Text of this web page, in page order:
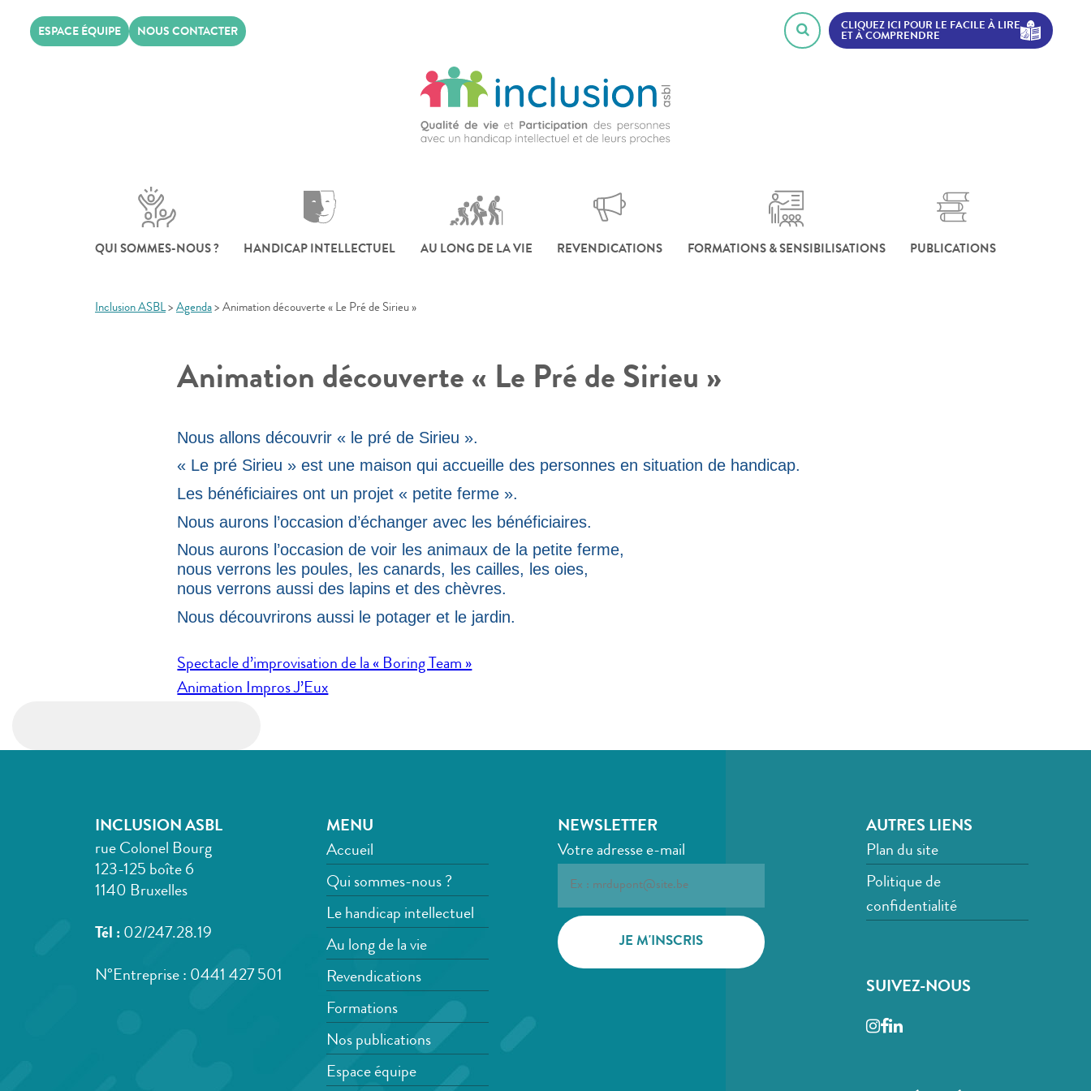
ESPACE ÉQUIPE NOUS CONTACTER
CLIQUEZ ICI POUR LE FACILE À LIRE
ET À COMPRENDRE
QUI SOMMES-NOUS ? HANDICAP INTELLECTUEL AU LONG DE LA VIE REVENDICATIONS FORMATIONS & SENSIBILISATIONS PUBLICATIONS
Inclusion ASBL> Agenda > Animation découverte « Le Pré de Sirieu »
Animation découverte « Le Pré de Sirieu »
Nous allons découvrir « le pré de Sirieu ».
« Le pré Sirieu » est une maison qui accueille des personnes en situation de handicap.
Les bénéficiaires ont un projet « petite ferme ».
Nous aurons l’occasion d’échanger avec les bénéficiaires.
Nous aurons l’occasion de voir les animaux de la petite ferme,
nous verrons les poules, les canards, les cailles, les oies,
nous verrons aussi des lapins et des chèvres.
Nous découvrirons aussi le potager et le jardin.
Navigation
de
Spectacle d’improvisation de la « Boring Team »
Animation Impros J’Eux
INCLUSION ASBL
rue Colonel Bourg
123-125 boîte 6
1140 Bruxelles
Tél : 02/247.28.19
N°Entreprise : 0441 427 501
MENU
Accueil
Qui sommes-nous ?
Le handicap intellectuel
Au long de la vie
Revendications
Formations
Nos publications
Espace équipe
NEWSLETTER
Votre adresse e-mail
AUTRES LIENS
Plan du site
Politique de
confidentialité
SUIVEZ-NOUS
Instagram
Facebook
LinkedIn